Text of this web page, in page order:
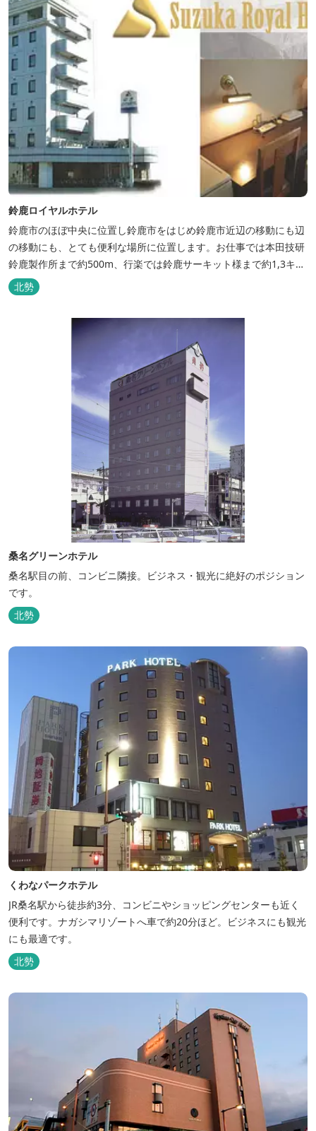
鈴鹿ロイヤルホテル
鈴鹿市のほぼ中央に位置し鈴鹿市をはじめ鈴鹿市近辺の移動にも辺
の移動にも、とても便利な場所に位置します。お仕事では本田技研
鈴鹿製作所まで約500m、行楽では鈴鹿サーキット様まで約1,3キ
ロ、スポーツ行事では鈴鹿スポーツガーデン様まで約3キロととて
も近い場所にあります。亀山市へのアクセスも便利でシャープ亀山
工場では約10キロと鈴鹿市では近い場所となっております。
北勢
桑名グリーンホテル
桑名駅目の前、コンビニ隣接。ビジネス・観光に絶好のポジション
です。
北勢
くわなパークホテル
JR桑名駅から徒歩約3分、コンビニやショッピングセンターも近く
便利です。ナガシマリゾートへ車で約20分ほど。ビジネスにも観光
にも最適です。
北勢